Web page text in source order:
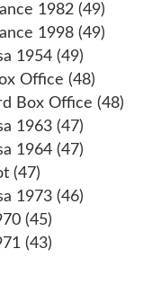
1982 (49)
1998 (49)
1954 (49)
Office (48)
Box Office (48)
1963 (47)
1964 (47)
(47)
1973 (46)
(45)
(43)